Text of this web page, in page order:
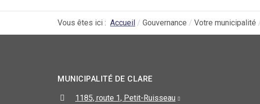
Vous êtes ici : Accueil Gouvernance Votre municipalité
MUNICIPALITÉ DE CLARE
1185, route 1, Petit-Ruisseau